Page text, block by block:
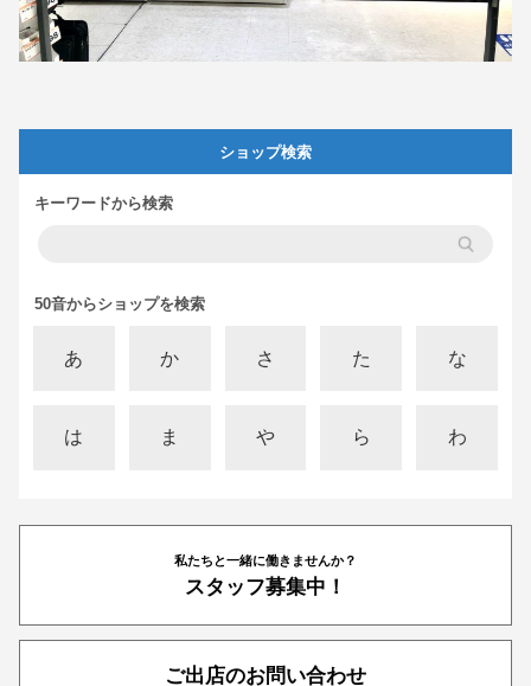
ショップ検索
キーワードから検索
50音からショップを検索
あ か さ た な
は ま や ら わ
私たちと一緒に働きませんか？
スタッフ募集中！
ご出店のお問い合わせ